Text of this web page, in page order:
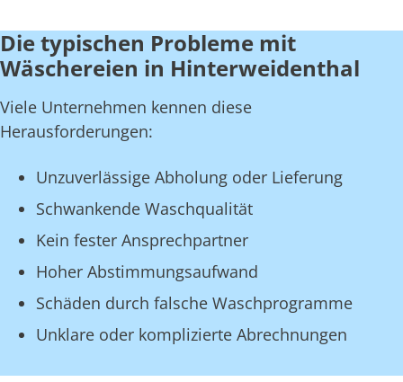
Die typischen Probleme mit
Wäschereien in Hinterweidenthal
Viele Unternehmen kennen diese
Herausforderungen:
Unzuverlässige Abholung oder Lieferung
Schwankende Waschqualität
Kein fester Ansprechpartner
Hoher Abstimmungsaufwand
Schäden durch falsche Waschprogramme
Unklare oder komplizierte Abrechnungen